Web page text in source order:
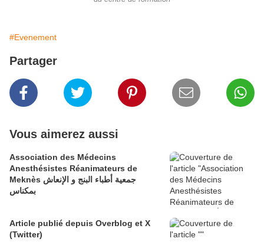
#Evenement
Partager
Vous aimerez aussi
Association des Médecins
Anesthésistes Réanimateurs de
Meknès جمعية أطباء البنج و الإنعاش
بمكناس
Article publié depuis Overblog et X
(Twitter)